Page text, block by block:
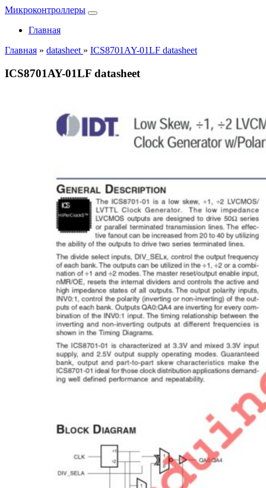
Микроконтроллеры
Главная
Главная » datasheet » ICS8701AY-01LF datasheet
ICS8701AY-01LF datasheet